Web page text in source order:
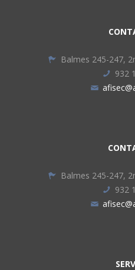
Balmes 245-247,
932
Balmes 245-247,
932